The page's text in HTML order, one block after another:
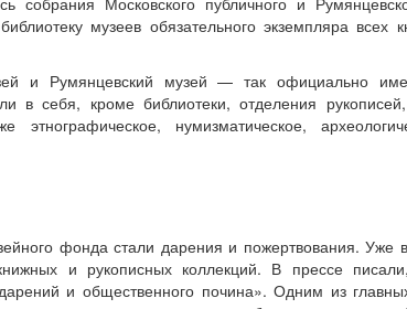
музеев обязательного экземпляра всех
и Румянцевский музей — ​так официально
в себя, кроме библиотеки, отделения
этнографическое, нумизматическое,
фонда стали дарения и пожертвования. Уже
и рукописных коллекций. В прессе
и общественного почина». Одним из